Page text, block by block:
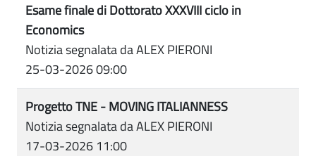
Esame finale di Dottorato XXXVIII ciclo in
Economics
Notizia segnalata da ALEX PIERONI
25-03-2026 09:00
Progetto TNE - MOVING ITALIANNESS
Notizia segnalata da ALEX PIERONI
17-03-2026 11:00